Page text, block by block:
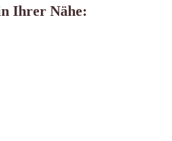
Ihrer Nähe: